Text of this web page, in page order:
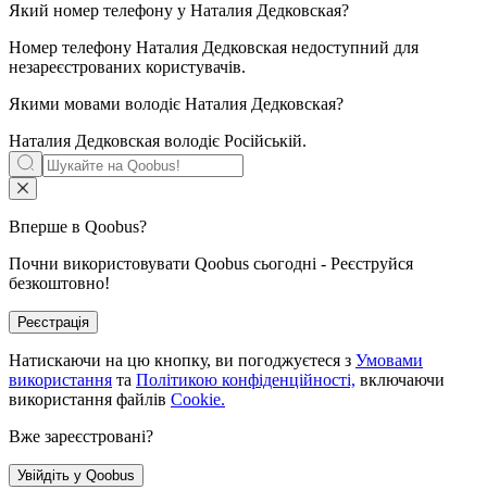
Який номер телефону у Наталия Дедковская?
Номер телефону Наталия Дедковская недоступний для
незареєстрованих користувачів.
Якими мовами володіє Наталия Дедковская?
Наталия Дедковская володіє Російській.
Вперше в Qoobus?
Почни використовувати Qoobus сьогодні - Реєструйся
безкоштовно!
Реєстрація
Натискаючи на цю кнопку, ви погоджуєтеся з Умовами
використання та Політикою конфіденційності, включаючи
використання файлів Cookie.
Вже зареєстровані?
Увійдіть у Qoobus